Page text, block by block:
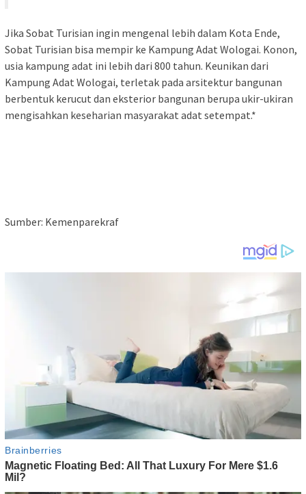
Jika Sobat Turisian ingin mengenal lebih dalam Kota Ende,
Sobat Turisian bisa mempir ke Kampung Adat Wologai. Konon,
usia kampung adat ini lebih dari 800 tahun. Keunikan dari
Kampung Adat Wologai, terletak pada arsitektur bangunan
berbentuk kerucut dan eksterior bangunan berupa ukir-ukiran
mengisahkan keseharian masyarakat adat setempat.*
Sumber: Kemenparekraf